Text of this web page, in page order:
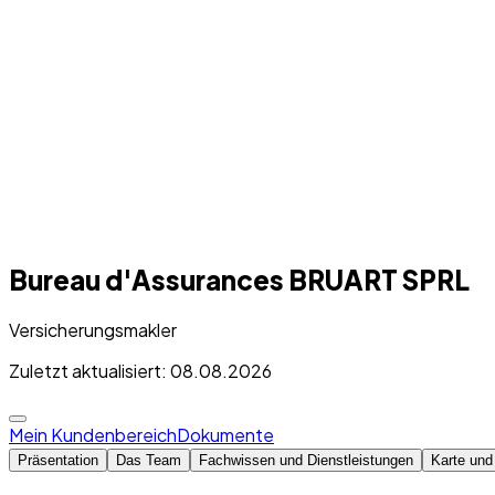
Bureau d'Assurances BRUART SPRL
Versicherungsmakler
Zuletzt aktualisiert: 08.08.2026
Mein KundenbereichDokumente
Präsentation Das Team Fachwissen und Dienstleistungen Karte